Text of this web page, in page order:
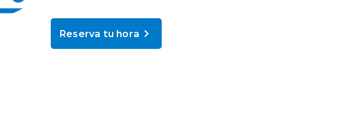
Reserva tu hora